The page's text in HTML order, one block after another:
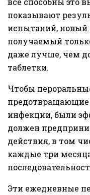
показывают
испытаний, новый
получаемый
даже лучше, чем
таблетки.
Чтобы
инфекции, были
должен
действия, в том
каждые три
Эти ежедневные